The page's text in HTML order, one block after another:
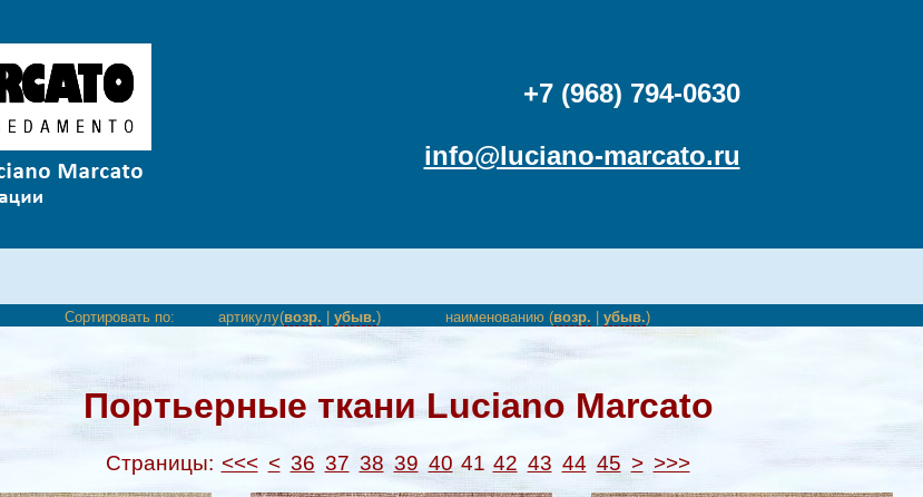
+7 (968) 794-0630
info@luciano-marcato.ru
Сортировать по: артикулу(возр. убыв.) наименованию (возр. убыв.)
Портьерные ткани Luciano Marcato
Страницы: <<< < 36 37 38 39 40 41 42 43 44 45 > >>>